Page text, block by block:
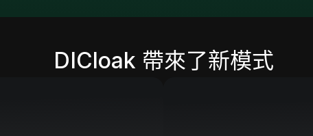
DICloak 帶來了新模式